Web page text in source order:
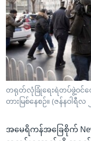
ပင်မ
အ
ညွန်း
စာမျက်နှာ
သို့
ကျော်
ကြည့်
ရန်
ရန်
ရုပ်ရှင်ထဲက အင်္ဂလိပ်စာ
သုတပဒေသာ အင်္ဂလိပ်စာ
တီဗွီ
ရေဒီယို/တီဗွီအစီအစဉ်
Learning English
ဗွီအိုအေ လူမှုကွန်ယက်များ
ဘာသာစကားများ
တရုတ်လုံခြုံရေးရဲတပ်ဖွဲ့ဝ
တားမြစ်နေစဉ်။ (ဇန်နဝါရီလ
အမေရိကန်အခြေစိုက်